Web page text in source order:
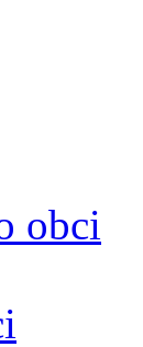
obci